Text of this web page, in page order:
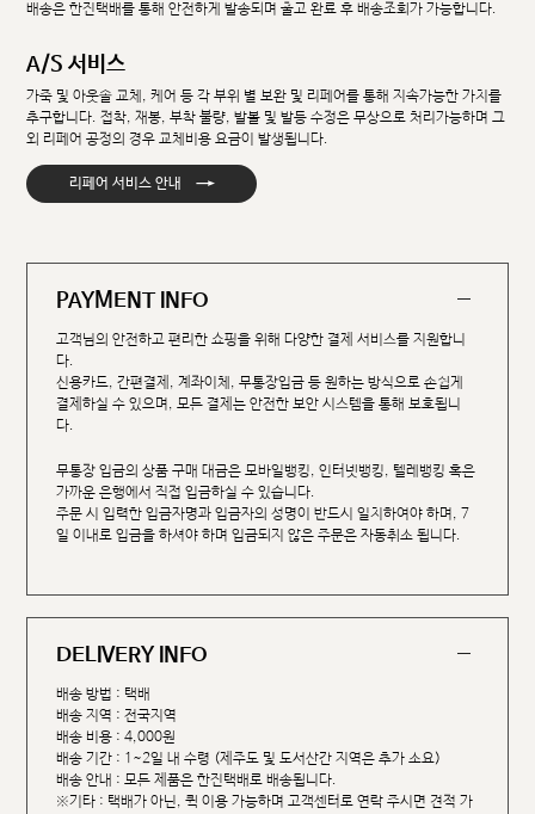
배송은 한진택배를 통해 안전하게 발송되며 출고 완료 후 배송조회가 가능합니다.
A/S 서비스
가죽 및 아웃솔 교체, 케어 등 각 부위 별 보완 및 리페어를 통해 지속가능한 가치를
추구합니다. 접착, 재봉, 부착 불량, 발볼 및 발등 수정은 무상으로 처리가능하며 그
외 리페어 공정의 경우 교체비용 요금이 발생됩니다.
리페어 서비스 안내 →
PAYMENT INFO
고객님의 안전하고 편리한 쇼핑을 위해 다양한 결제 서비스를 지원합니
다.
신용카드, 간편결제, 계좌이체, 무통장입금 등 원하는 방식으로 손쉽게
결제하실 수 있으며, 모든 결제는 안전한 보안 시스템을 통해 보호됩니
다.
무통장 입금의 상품 구매 대금은 모바일뱅킹, 인터넷뱅킹, 텔레뱅킹 혹은
가까운 은행에서 직접 입금하실 수 있습니다.
주문 시 입력한 입금자명과 입금자의 성명이 반드시 일치하여야 하며, 7
일 이내로 입금을 하셔야 하며 입금되지 않은 주문은 자동취소 됩니다.
DELIVERY INFO
배송 방법 : 택배
배송 지역 : 전국지역
배송 비용 : 4,000원
배송 기간 : 1~2일 내 수령 (제주도 및 도서산간 지역은 추가 소요)
배송 안내 : 모든 제품은 한진택배로 배송됩니다.
※기타 : 택배가 아닌, 퀵 이용 가능하며 고객센터로 연락 주시면 견적 가